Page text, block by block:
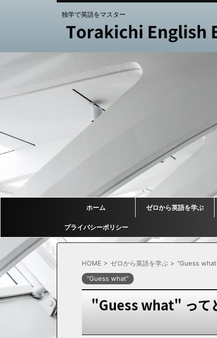
独学で英語をマスター
ホーム ゼロから英語を学ぶ
プライバシーポリシー
HOME > ゼロから英語を学ぶ > "Guess
"Guess what"
"Guess what" って